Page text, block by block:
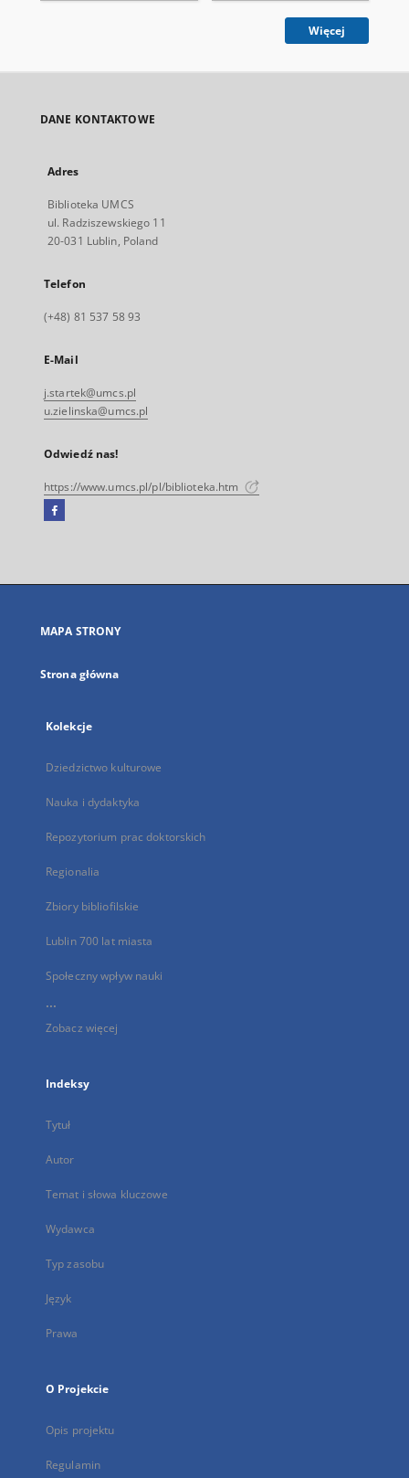
Więcej
DANE KONTAKTOWE
Adres
Biblioteka UMCS
ul. Radziszewskiego 11
20-031 Lublin, Poland
Telefon
(+48) 81 537 58 93
E-Mail
j.startek@umcs.pl
u.zielinska@umcs.pl
Odwiedź nas!
https://www.umcs.pl/pl/biblioteka.htm
Facebook
się
karcie
MAPA STRONY
Strona główna
Kolekcje
Dziedzictwo kulturowe
Nauka i dydaktyka
Repozytorium prac doktorskich
Regionalia
Zbiory bibliofilskie
Lublin 700 lat miasta
Społeczny wpływ nauki
...
Zobacz więcej
Indeksy
Tytuł
Autor
Temat i słowa kluczowe
Wydawca
Typ zasobu
Język
Prawa
O Projekcie
Opis projektu
Regulamin